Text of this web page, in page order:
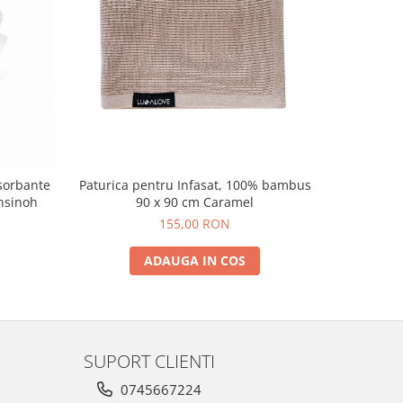
Paturica pentru Infasat, 100% bambus
90 x 90 cm Caramel
155,00 RON
ADAUGA IN COS
SUPORT CLIENTI
0745667224